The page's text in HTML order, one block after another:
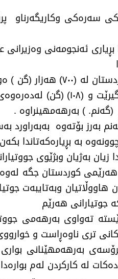
سەرەكی
(گن) لە چوارچێوەی ( پلانی
(گەنم. ) بەرهەمهینراوە .
بە بڕیارەكەتاندا
كوردستان جگە
هاووڵاتیان وبەتایبەت
جوتیارانی هەرێم
تەواوی بەرهەمی
تری ناوەڕاست و
بەرهەمهێنانی
لە كاركردن لەم